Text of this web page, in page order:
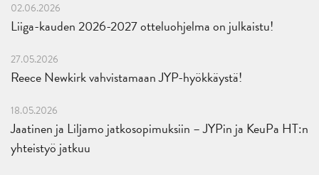
02.06.2026
Liiga-kauden 2026-2027 otteluohjelma on julkaistu!
27.05.2026
Reece Newkirk vahvistamaan JYP-hyökkäystä!
18.05.2026
Jaatinen ja Liljamo jatkosopimuksiin – JYPin ja KeuPa HT:n
yhteistyö jatkuu